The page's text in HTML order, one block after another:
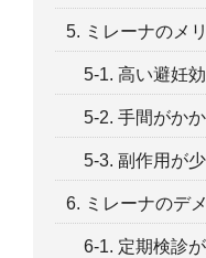
5. ミレーナのメ
5-1. 高い避妊
5-2. 手間がか
5-3. 副作用が
6. ミレーナのデ
6-1. 定期検診